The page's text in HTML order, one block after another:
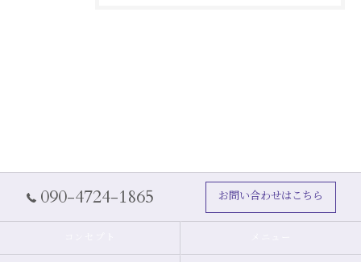
090-4724-1865 お問い合わせはこちら